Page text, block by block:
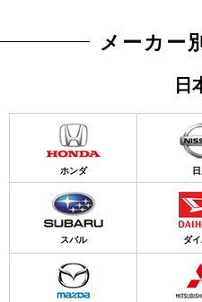
メーカー
日
ホンダ
スバル ダ